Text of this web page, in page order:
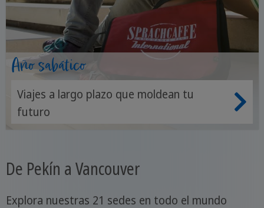
Año sabático
Viajes a largo plazo que moldean tu
futuro
De Pekín a Vancouver
Explora nuestras 21 sedes en todo el mundo